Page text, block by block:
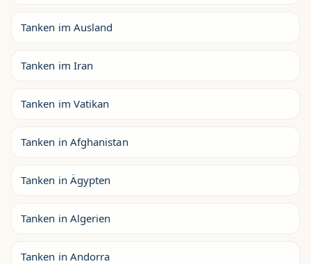
Tanken im Ausland
Tanken im Iran
Tanken im Vatikan
Tanken in Afghanistan
Tanken in Ägypten
Tanken in Algerien
Tanken in Andorra